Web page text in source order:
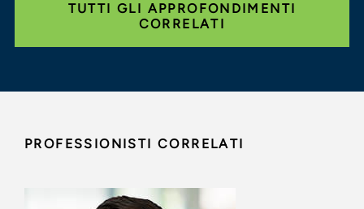
TUTTI GLI APPROFONDIMENTI
CORRELATI
PROFESSIONISTI CORRELATI